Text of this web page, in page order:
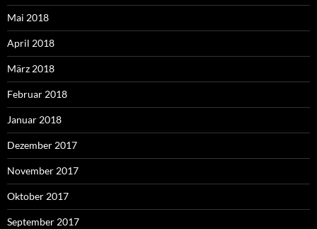
Mai 2018
April 2018
März 2018
Februar 2018
Januar 2018
Dezember 2017
November 2017
Oktober 2017
September 2017